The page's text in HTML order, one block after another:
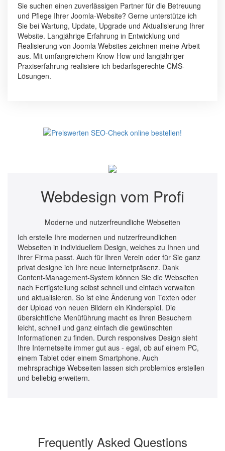
Sie suchen einen zuverlässigen Partner für die Betreuung
und Pflege Ihrer Joomla-Website? Gerne unterstütze ich
Sie bei Wartung, Update, Upgrade und Aktualisierung Ihrer
Website. Langjährige Erfahrung in Entwicklung und
Realisierung von Joomla Websites zeichnen meine Arbeit
aus. Mit umfangreichem Know-How und langjähriger
Praxiserfahrung realisiere ich bedarfsgerechte CMS-
Lösungen.
Webdesign vom Profi
Moderne und nutzerfreundliche Webseiten
Ich erstelle Ihre modernen und nutzerfreundlichen
Webseiten in individuellem Design, welches zu Ihnen und
Ihrer Firma passt. Auch für Ihren Verein oder für Sie ganz
privat designe ich Ihre neue Internetpräsenz. Dank
Content-Management-System können Sie die Webseiten
nach Fertigstellung selbst schnell und einfach verwalten
und aktualisieren. So ist eine Änderung von Texten oder
der Upload von neuen Bildern ein Kinderspiel. Die
übersichtliche Menüführung macht es Ihren Besuchern
leicht, schnell und ganz einfach die gewünschten
Informationen zu finden. Durch responsives Design sieht
Ihre Internetseite immer gut aus - egal, ob auf einem PC,
einem Tablet oder einem Smartphone. Auch
mehrsprachige Webseiten lassen sich problemlos erstellen
und beliebig erweitern.
Frequently Asked Questions